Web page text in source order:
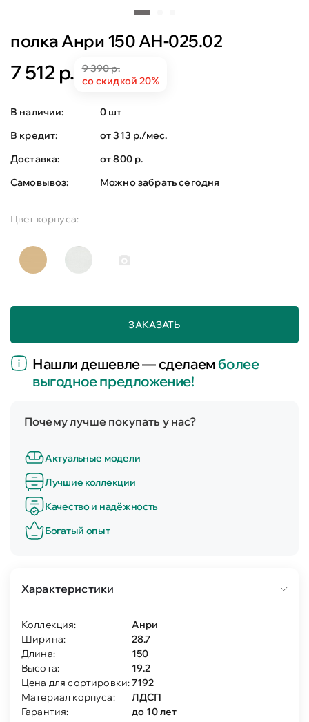
полка Анри 150 АН-025.02
7 512 р.
9 390 р.
со скидкой 20%
В наличии:
0 шт
В кредит:
от 313 р./мес.
Доставка:
от 800 р.
Самовывоз:
Можно забрать сегодня
Цвет корпуса:
ЗАКАЗАТЬ
Нашли дешевле — сделаемболее
выгодное предложение!
Почему лучше покупать у нас?
Актуальные модели
Лучшие коллекции
Качество и надёжность
Богатый опыт
Характеристики
Коллекция:
Анри
Ширина:
28.7
Длина:
150
Высота:
19.2
Цена для сортировки:7192
Материал корпуса:
ЛДСП
Гарантия:
до 10 лет